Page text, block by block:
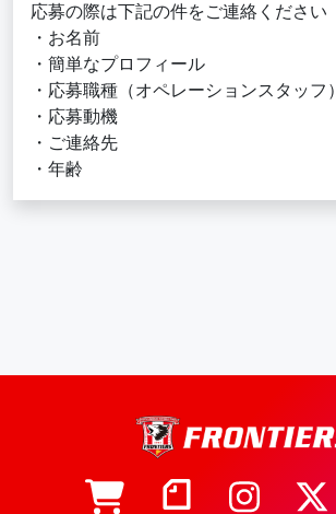
応募の際は下記の件をご連絡ください
・お名前
・簡単なプロフィール
・応募職種（オペレーションスタッフ）
・応募動機
・ご連絡先
・年齢